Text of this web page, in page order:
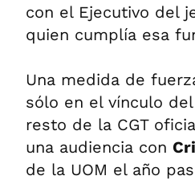
con el Ejecutivo del
quien cumplía esa
Una medida de
sólo en el vínculo
resto de la CGT
una audiencia con
de la UOM el año